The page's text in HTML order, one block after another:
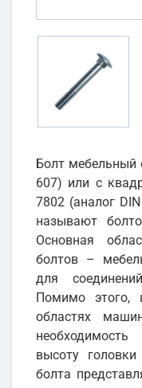
Болт мебельный
607) или с
7802 (аналог
называют
Основная
болтов –
для
Помимо этого,
областях
высоту
болта